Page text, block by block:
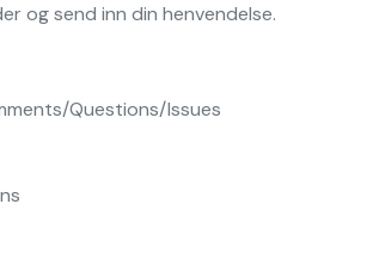
og send inn din henvendelse.
Questions/Issues